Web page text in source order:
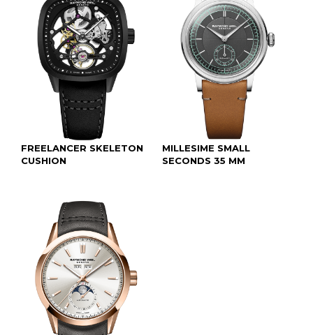
FREELANCER SKELETON
CUSHION
MILLESIME SMALL
SECONDS 35 MM